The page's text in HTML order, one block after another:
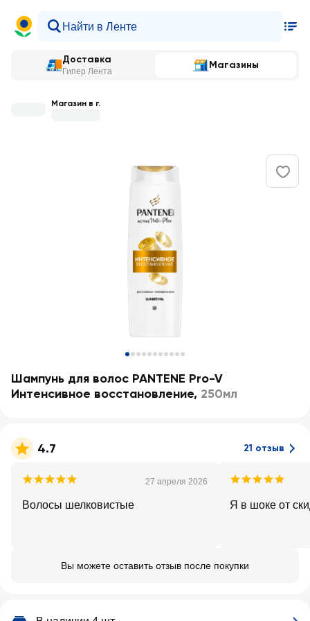
Доставка
Гипер Лента
Магазины
Магазин в г.
Шампунь для волос PANTENE Pro-V
Интенсивное восстановление, 250мл
4.7 21 отзыв
27 апреля 2026
Волосы шелковистые Я в шоке от
Вы можете оставить отзыв после покупки